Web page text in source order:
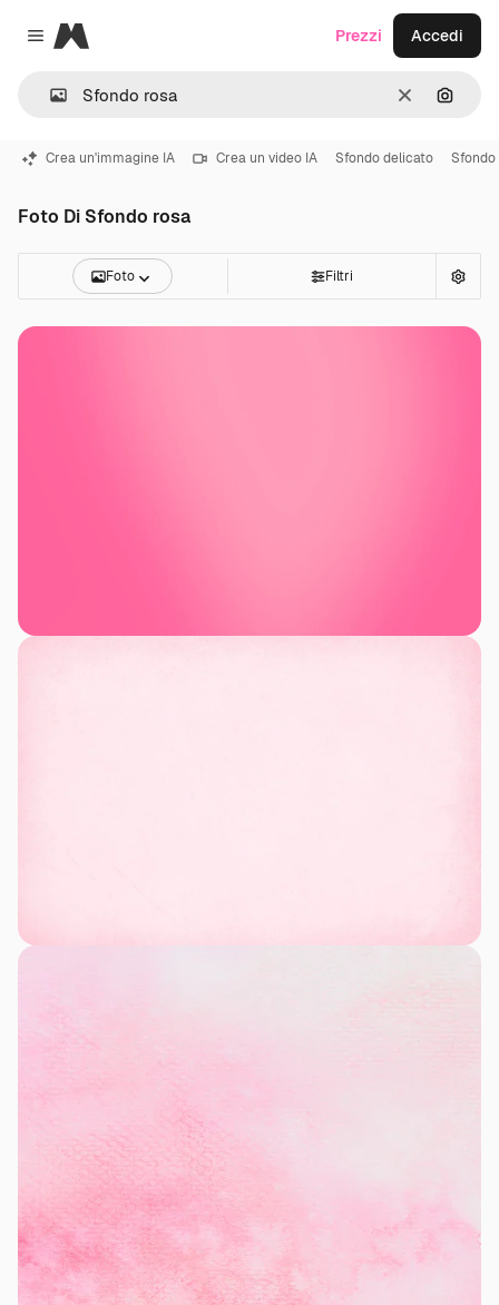
Close menu
Magnific
CancellaCerca
Prezzi Accedi
Crea un'immagine IA Crea un video IA Sfondo delicato
Foto Di Sfondo rosa
Foto Filtri